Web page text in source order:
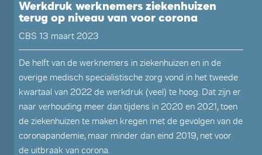
Werkdruk werknemers ziekenhuizen
terug op niveau van voor corona
CBS 13 maart 2023
De helft van de werknemers in ziekenhuizen en in de
overige medisch specialistische zorg vond in het tweede
kwartaal van 2022 de werkdruk (veel) te hoog. Dat zijn er
naar verhouding meer dan tijdens in 2020 en 2021, toen
de ziekenhuizen te maken kregen met de gevolgen van de
coronapandemie, maar minder dan eind 2019, net voor
de uitbraak van corona.